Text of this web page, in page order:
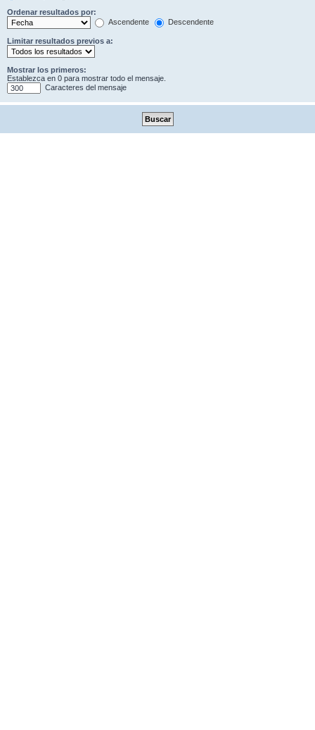
Ordenar resultados por:
Ascendente
Descendente
Limitar resultados previos a:
Mostrar los primeros:
Establezca en 0 para mostrar todo el mensaje.
Caracteres del mensaje